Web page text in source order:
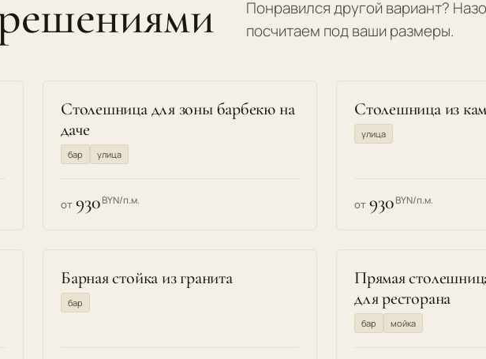
Понравился другой вариант?
посчитаем под ваши размеры.
Столешница для зоны барбекю на
даче
бар улица
от 930BYN/п.м.
Столешница из
улица
от 930BYN/п.м.
Барная стойка из гранита
бар
Прямая
для ресторана
бар мойка